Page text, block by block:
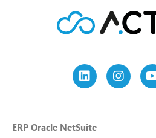
ERP Oracle NetSuite